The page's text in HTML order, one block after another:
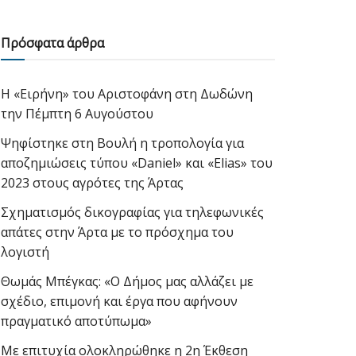
Πρόσφατα άρθρα
Η «Ειρήνη» του Αριστοφάνη στη Δωδώνη
την Πέμπτη 6 Αυγούστου
Ψηφίστηκε στη Βουλή η τροπολογία για
αποζημιώσεις τύπου «Daniel» και «Elias» του
2023 στους αγρότες της Άρτας
Σχηματισμός δικογραφίας για τηλεφωνικές
απάτες στην Άρτα με το πρόσχημα του
λογιστή
Θωμάς Μπέγκας: «Ο Δήμος μας αλλάζει με
σχέδιο, επιμονή και έργα που αφήνουν
πραγματικό αποτύπωμα»
Με επιτυχία ολοκληρώθηκε η 2η Έκθεση